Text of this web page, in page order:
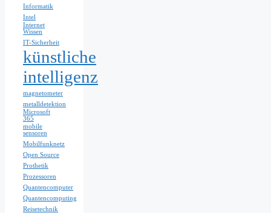
Informatik
Intel
Internet
Wissen
IT-Sicherheit
künstliche
intelligenz
magnetometer
metalldetektion
Microsoft
365
mobile
sensoren
Mobilfunknetz
Open Source
Prothetik
Prozessoren
Quantencomputer
Quantencomputing
Reisetechnik